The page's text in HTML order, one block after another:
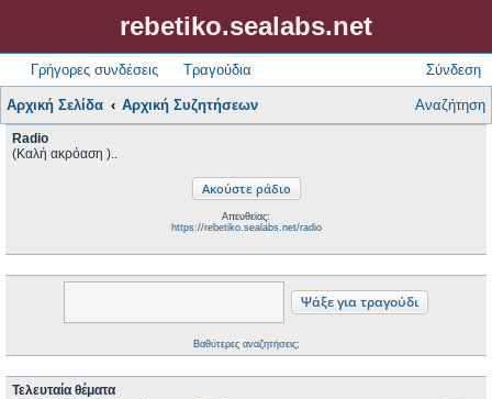
rebetiko.sealabs.net
Γρήγορες συνδέσεις Τραγούδια Σύνδεση
Αρχική Σελίδα Αρχική Συζητήσεων Αναζήτηση
Radio
(Καλή ακρόαση )..
Απευθείας:
https://rebetiko.sealabs.net/radio
Βαθύτερες αναζητήσεις;
Τελευταία θέματα